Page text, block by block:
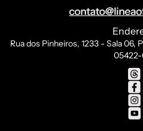
Rua dos Pinheiros, 1233 - Sala 06,
05422-